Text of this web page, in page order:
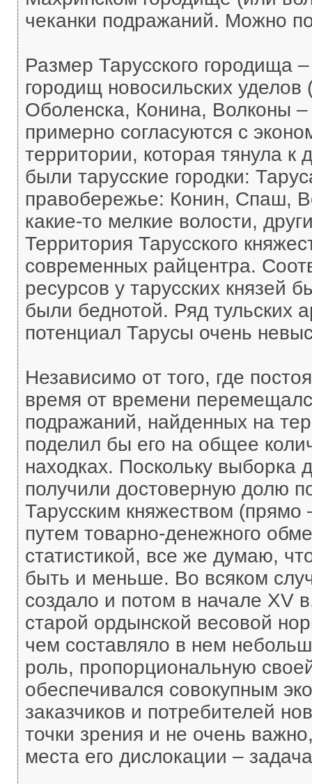
чеканки подражаний. Можно
Размер Тарусского городища
городищ новосильских
Оболенска, Конина, Волконы
примерно согласуются с
территории, которая тянула
были тарусские городки:
правобережье: Конин, Спаш,
какие-то мелкие волости,
Территория Тарусского
современных райцентра.
ресурсов у тарусских князей
были беднотой. Ряд тульских
потенциал Тарусы очень
Независимо от того, где
время от времени
подражаний, найденных на
поделил бы его на общее
находках. Поскольку
получили достоверную долю
Тарусским княжеством (прямо
путем товарно-денежного
статистикой, все же думаю,
быть и меньше. Во всяком
создало и потом в начале XV
старой ордынской весовой
чем составляло в нем
роль, пропорциональную
обеспечивался совокупным
заказчиков и потребителей
точки зрения и не очень
места его дислокации –